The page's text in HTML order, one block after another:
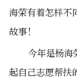
海荣有着怎样不
故事！
今年是杨海
起自己志愿帮扶